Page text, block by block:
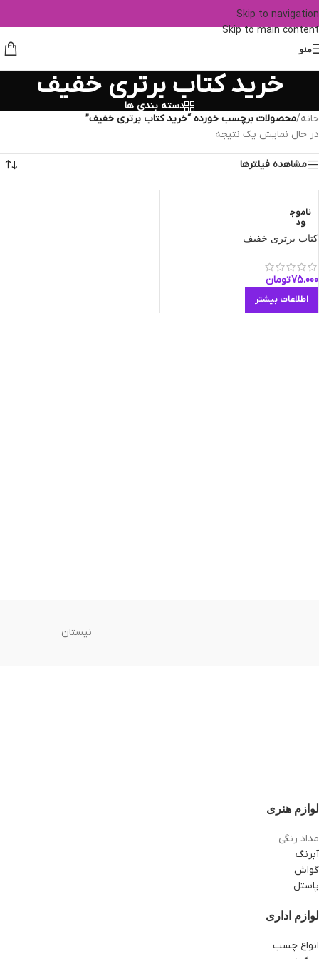
Skip to navigation
Skip to main content
منو
خرید کتاب برتری خفیف
دسته بندی ها
خانه/محصولات برچسب خورده “خرید کتاب برتری خفیف”
در حال نمایش یک نتیجه
مشاهده فیلترها
ناموج
ود
کتاب برتری خفیف
75.000تومان
اطلاعات بیشتر
نیستان
لوازم هنری
مداد رنگی
آبرنگ
گواش
پاستل
لوازم اداری
انواع چسب